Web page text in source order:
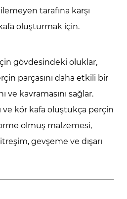
tarafına karşı
oluşturmak için.
gövdesindeki oluklar,
parçasını daha etkili bir
ve kavramasını sağlar.
ve kör kafa oluştukça perçin
olmuş malzemesi,
gevşeme ve dışarı